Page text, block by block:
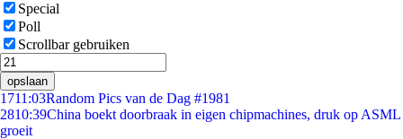
Special
Poll
Scrollbar gebruiken
opslaan
1711:03Random Pics van de Dag #1981
2810:39China boekt doorbraak in eigen chipmachines, druk op ASML
groeit